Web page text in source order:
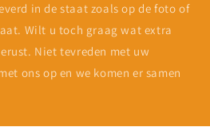
in de staat zoals op de foto of
Wilt u toch graag wat extra
Niet tevreden met uw
ons op en we komen er samen